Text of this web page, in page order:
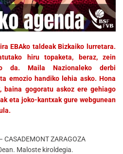
EBAko taldeak Bizkaiko lurretara.
hiru topaketa, beraz, zein
da. Maila Nazionaleko derbi
emozio handiko lehia asko. Hona
baina gogoratu askoz ere gehiago
eta joko-kantxak gure webgunean
CASADEMONT ZARAGOZA
Maloste kiroldegia.